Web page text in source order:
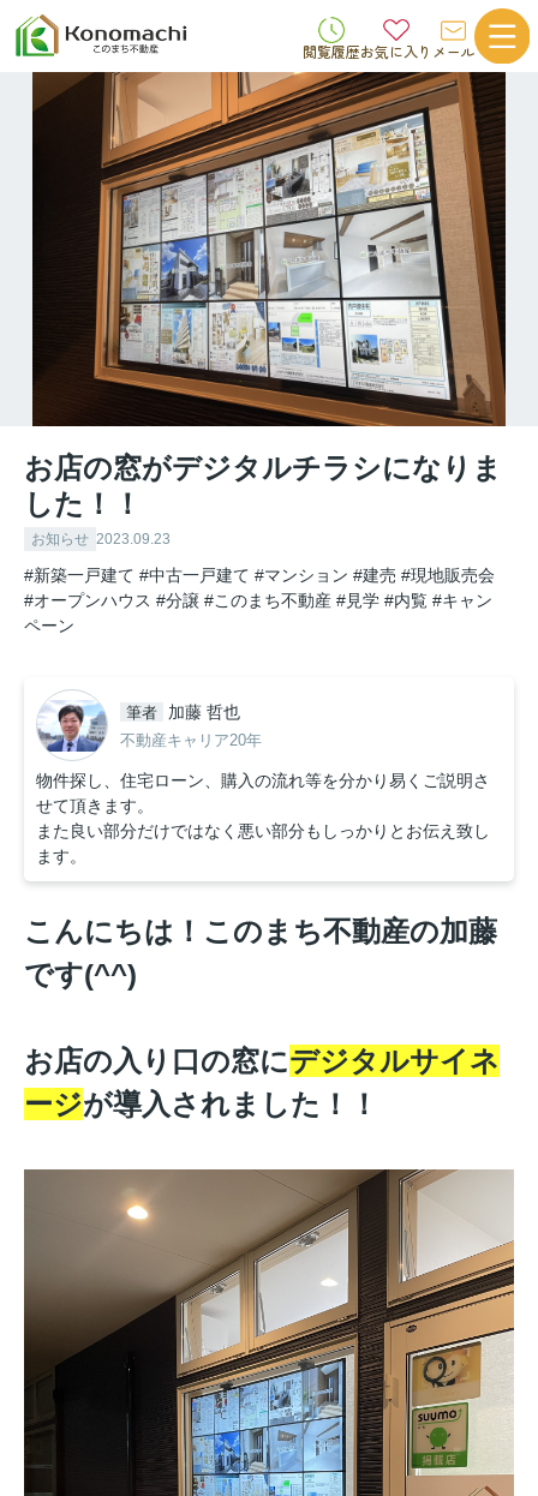
閲覧履歴お気に入り メール
お店の窓がデジタルチラシになりま
した！！
お知らせ 2023.09.23
#新築一戸建て #中古一戸建て #マンション #建売 #現地販売会
#オープンハウス #分譲 #このまち不動産 #見学 #内覧 #キャン
ペーン
筆者 加藤 哲也
不動産キャリア20年
物件探し、住宅ローン、購入の流れ等を分かり易くご説明さ
せて頂きます。
また良い部分だけではなく悪い部分もしっかりとお伝え致し
ます。
こんにちは！このまち不動産の加藤
です(^^)
お店の入り口の窓にデジタルサイネ
ージが導入されました！！